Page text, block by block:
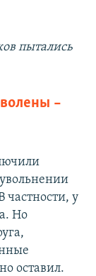
пытались
–
у
Но
оставил.